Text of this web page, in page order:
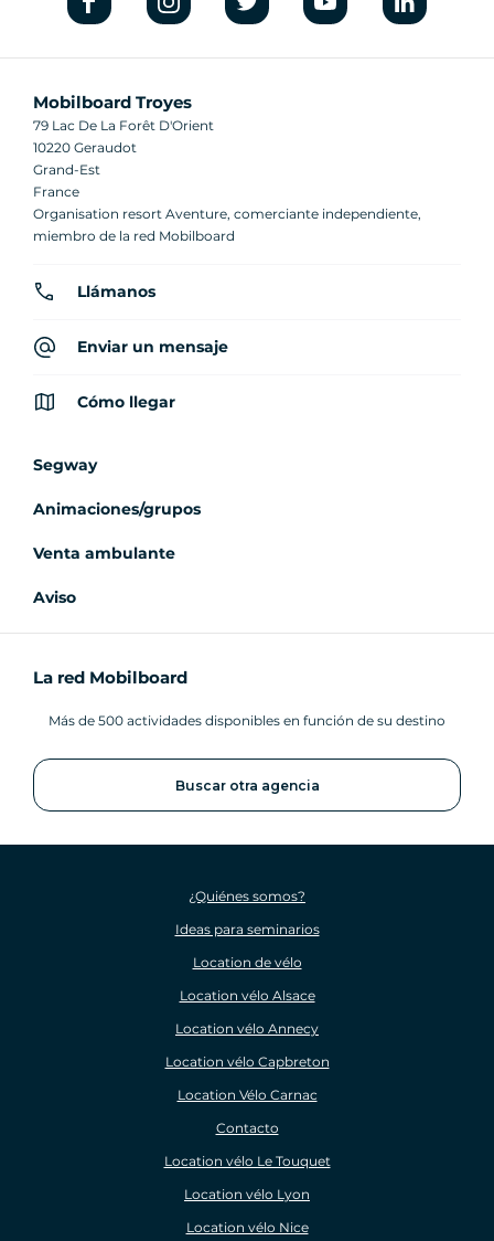
Mobilboard Troyes
79 Lac De La Forêt D'Orient
10220 Geraudot
Grand-Est
France
Organisation resort Aventure, comerciante independiente,
miembro de la red Mobilboard
Llámanos
Enviar un mensaje
Cómo llegar
Segway
Animaciones/grupos
Venta ambulante
Aviso
La red Mobilboard
Más de 500 actividades disponibles en función de su destino
Buscar otra agencia
¿Quiénes somos?
Ideas para seminarios
Location de vélo
Location vélo Alsace
Location vélo Annecy
Location vélo Capbreton
Location Vélo Carnac
Contacto
Location vélo Le Touquet
Location vélo Lyon
Location vélo Nice